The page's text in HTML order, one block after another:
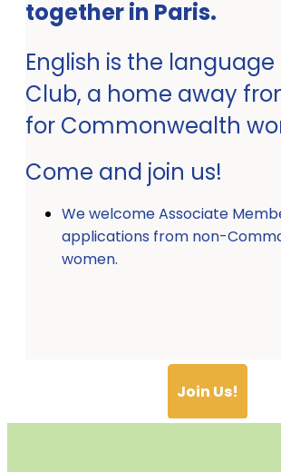
together in Paris.
English is the
Club, a home away
for Commonwealth
Come and join us!
We welcome Associate
applications from non-
women.
Join Us!